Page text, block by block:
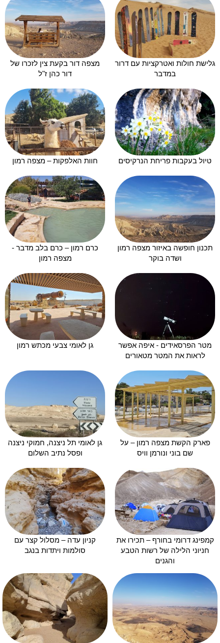
גלישת חולות ואטרקציות עם דרור
במדבר
מצפה דור בקעת צין לזכרו של
דור כהן ז"ל
טיול בעקבות פריחת הנרקיסים חוות האלפקות – מצפה רמון
תכנון חופשה באיזור מצפה רמון
ושדה בוקר
כרם רמון – כרם בלב מדבר -
מצפה רמון
מטר הפרסאידים - איפה אפשר
לראות את המטר מטאורים
גן לאומי צבעי מכתש רמון
פארק הקשת מצפה רמון – על
שם בוני ונורמן וויס
גן לאומי תל ניצנה, חמוקי ניצנה
ופסל נתיב השלום
קמפינג דרומי בחורף – תכירו את
חניוני הלילה של רשות הטבע
והגנים
קניון עדה – מסלול קצר עם
סולמות ויתדות בנגב